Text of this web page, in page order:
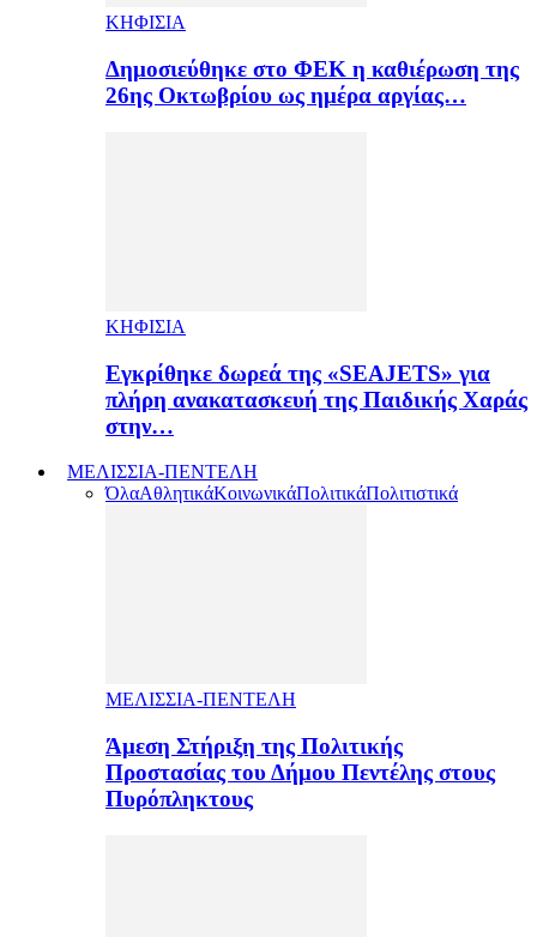
ΚΗΦΙΣΙΑ
Δημοσιεύθηκε στο ΦΕΚ η καθιέρωση της
26ης Οκτωβρίου ως ημέρα αργίας…
ΚΗΦΙΣΙΑ
Εγκρίθηκε δωρεά της «SEAJETS» για
πλήρη ανακατασκευή της Παιδικής Χαράς
στην…
ΜΕΛΙΣΣΙΑ-ΠΕΝΤΕΛΗ
ΌλαΑθλητικάΚοινωνικάΠολιτικάΠολιτιστικά
ΜΕΛΙΣΣΙΑ-ΠΕΝΤΕΛΗ
Άμεση Στήριξη της Πολιτικής
Προστασίας του Δήμου Πεντέλης στους
Πυρόπληκτους